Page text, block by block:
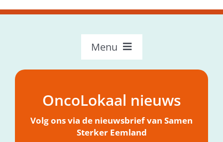
Menu
Over OncoLokaal
Mijn hulpvraagOncoLokaal nieuws
Volg ons via de nieuwsbrief van Samen
Sterker Eemland